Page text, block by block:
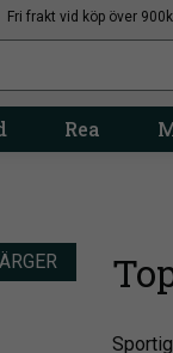
Fri frakt vid köp över
Rea